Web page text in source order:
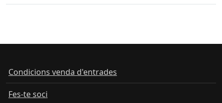
Condicions venda d'entrades
Fes-te soci